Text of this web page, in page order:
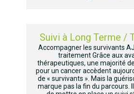
Suivi à Long Terme /
Accompagner les survivants
traitement Grâce aux
thérapeutiques, une majorité
pour un cancer accèdent
de « survivants ». Mais la
marque pas la fin du parcours.